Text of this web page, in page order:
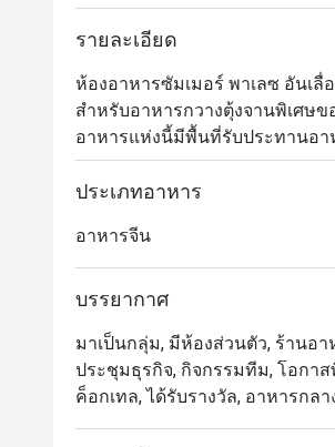
รายละเอียด
ห้องอาหารซัมเมอร์ พาเลซ อันเ
สำหรับอาหารกวางตุ้งจานพิเศษ
อาหารแห่งนี้มีพื้นที่รับประทานอา
อาหารส่วนตัวที่ตกแต่งอย่างหรูห
บรรยากาศที่มีชีวิตชีวาและน่ารื่นร
ซัมเมอร์ พาเลซ ได้รับการยกย่อง
สำหรับติ่มซำ อาหารจีน และโอก
ถึงอาหารทะเลสดระดับพรีเมียม
・Summer Palace @
ของโรงแรมอินเตอร์คอนติเนนตัล
ตำรวจ และศาลมหาพรหมเอราวั
ครอบครัวและการฉลองในโอกา
ประเภทอาหาร
อาหารจีน
บรรยากาศ
มาเป็นกลุ่ม, มีห้องส่วนตัว, ร้านอ
ประชุมธุรกิจ, กิจกรรมทีม, โอกาส
ค็อกเทล, ได้รับรางวัล, อาหารกล